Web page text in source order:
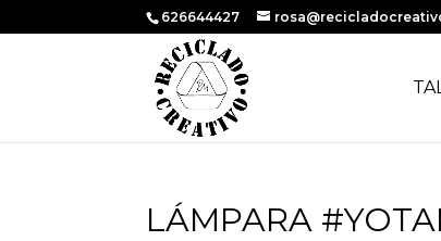
626644427
LÁMPARA